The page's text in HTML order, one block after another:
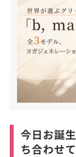
今日お誕
ち合わせ